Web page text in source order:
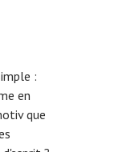
:
en
que